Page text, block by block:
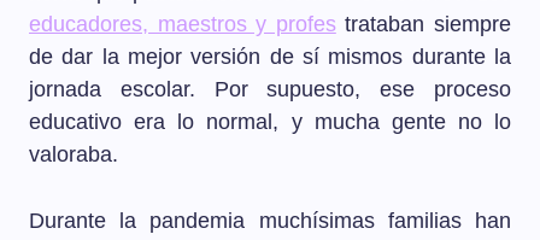
educadores, maestros y profestrataban siempre
de dar la mejor versión de sí mismos durante la
jornada escolar. Por supuesto, ese proceso
educativo era lo normal, y mucha gente no lo
valoraba.
Durante la pandemia muchísimas familias han